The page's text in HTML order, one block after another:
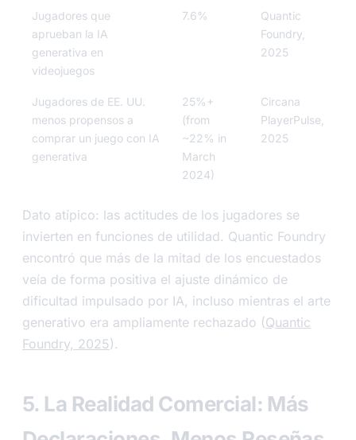
Jugadores que
aprueban la IA
generativa en
videojuegos
7.6%
Quantic
Foundry,
2025
Jugadores de EE. UU.
menos propensos a
comprar un juego con IA
generativa
25%+
(from
~22% in
March
2024)
Circana
PlayerPulse,
2025
Dato atípico: las actitudes de los jugadores se
invierten en funciones de utilidad. Quantic Foundry
encontró que más de la mitad de los encuestados
veía de forma positiva el ajuste dinámico de
dificultad impulsado por IA, incluso mientras el arte
generativo era ampliamente rechazado (Quantic
Foundry, 2025).
5. La Realidad Comercial: Más